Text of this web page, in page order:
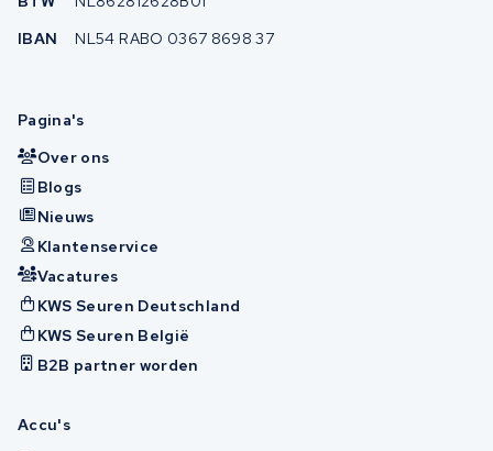
IBAN
NL54 RABO 0367 8698 37
Pagina's
Over ons
Blogs
Nieuws
Klantenservice
Vacatures
KWS Seuren Deutschland
KWS Seuren België
B2B partner worden
Accu's